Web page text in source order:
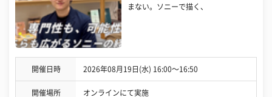
まない。ソニーで描く、
開催日時 2026年08月19日(水) 16:00〜16:50
開催場所 オンラインにて実施